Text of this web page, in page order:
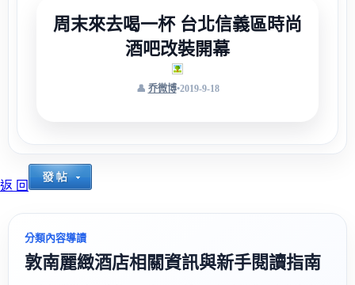
周末來去喝一杯 台北信義區時尚
酒吧改裝開幕
乔微博•2019-9-18
返 回
分類內容導讀
敦南麗緻酒店相關資訊與新手閱讀指南